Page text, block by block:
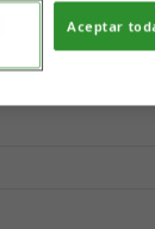
Aceptar